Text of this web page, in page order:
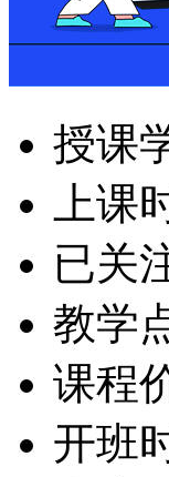
授课
上课
已关
教学
课程
开班